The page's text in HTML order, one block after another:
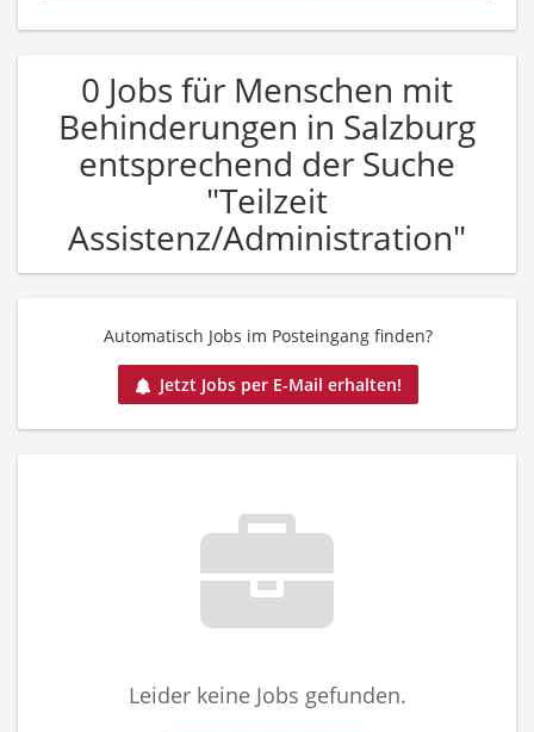
0 Jobs für Menschen mit
Behinderungen in Salzburg
entsprechend der Suche
"Teilzeit
Assistenz/Administration"
Automatisch Jobs im Posteingang finden?
Jetzt Jobs per E-Mail erhalten!
Leider keine Jobs gefunden.